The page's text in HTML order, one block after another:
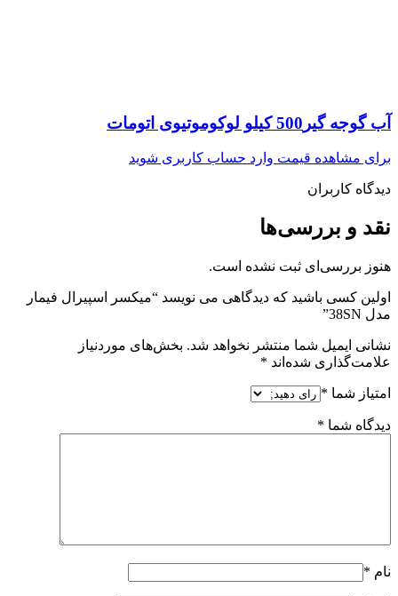
آب گوجه گیر500 کیلو لوکوموتیوی اتومات
برای مشاهده قیمت وارد حساب کاربری شوید
دیدگاه کاربران
نقد و بررسی‌ها
هنوز بررسی‌ای ثبت نشده است.
اولین کسی باشید که دیدگاهی می نویسد “میکسر اسپیرال فیمار
مدل 38SN”
نشانی ایمیل شما منتشر نخواهد شد. بخش‌های موردنیاز
علامت‌گذاری شده‌اند *
امتیاز شما *
دیدگاه شما *
نام *